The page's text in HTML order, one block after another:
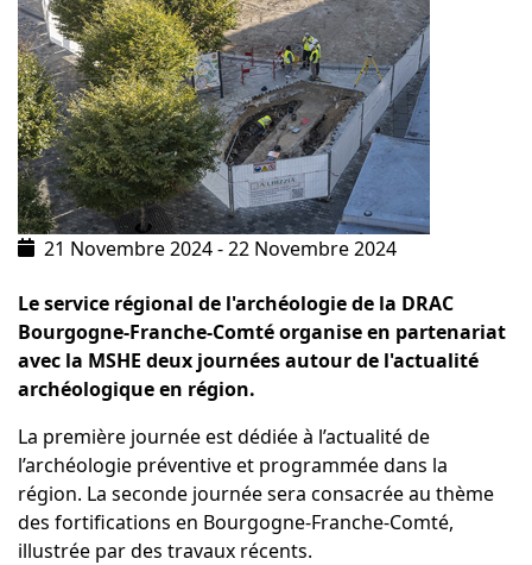
21 Novembre 2024-22 Novembre 2024
Le service régional de l'archéologie de la DRAC
Bourgogne-Franche-Comté organise en partenariat
avec la MSHE deux journées autour de l'actualité
archéologique en région.
La première journée est dédiée à l’actualité de
l’archéologie préventive et programmée dans la
région. La seconde journée sera consacrée au thème
des fortifications en Bourgogne-Franche-Comté,
illustrée par des travaux récents.